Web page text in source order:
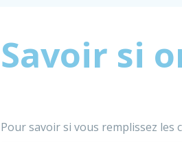
Savoir si
Pour savoir si vous remplissez